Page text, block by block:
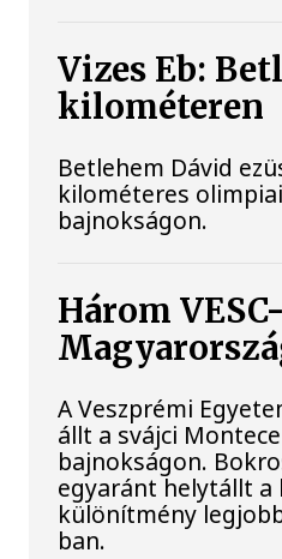
Vizes Eb:
kilométeren
Betlehem Dávid
kilométeres
bajnokságon.
Három
A Veszprémi
állt a svájci
bajnokságon.
egyaránt helytállt
különítmény
ban.